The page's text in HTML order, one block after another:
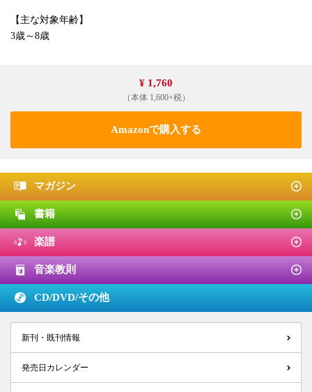
【主な対象年齢】
3歳～8歳
¥ 1,760
（本体 1,600+税）
Amazonで購入する
マガジン
書籍
楽譜
音楽教則
CD/DVD/その他
新刊・既刊情報
発売日カレンダー